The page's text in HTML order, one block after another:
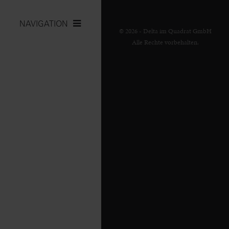
NAVIGATION
© 2026 - Delta im Quadrat GmbH
Alle Rechte vorbehalten.